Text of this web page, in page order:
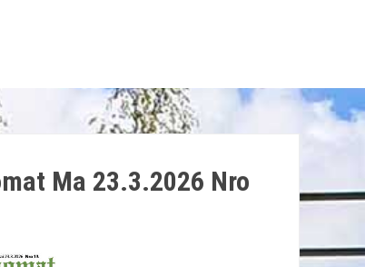
Ma 23.3.2026 Nro